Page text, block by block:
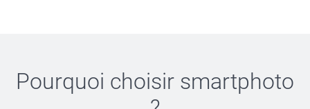
Pourquoi choisir smartphoto